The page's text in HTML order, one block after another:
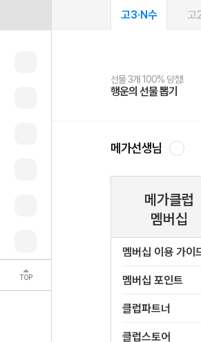
TOP
고3·N수 고
선물 3개 100% 당첨!
행운의 선물 뽑기
선물 100% 증정!
메가스터디 X 올리브
여름방학 스터디 캐시백
메가런 썸머스쿨
2027 러셀 단과
강사 공개선발
스마트러닝앱
설문 EVENT
메가패스
3일 무료 체험권
메가패스 수강생 무료혜택!
메가클럽 멤버십
사회공헌 캠페인
희망이룸 메가나눔
메가선생님
메가클럽
멤버십
멤버십 이용 가이
멤버십 포인트
클럽파트너
클럽스토어